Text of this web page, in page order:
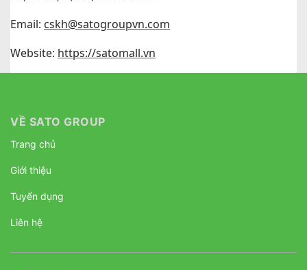
Email: cskh@satogroupvn.com
Website: https://satomall.vn
VỀ SATO GROUP
Trang chủ
Giới thiệu
Tuyển dụng
Liên hệ